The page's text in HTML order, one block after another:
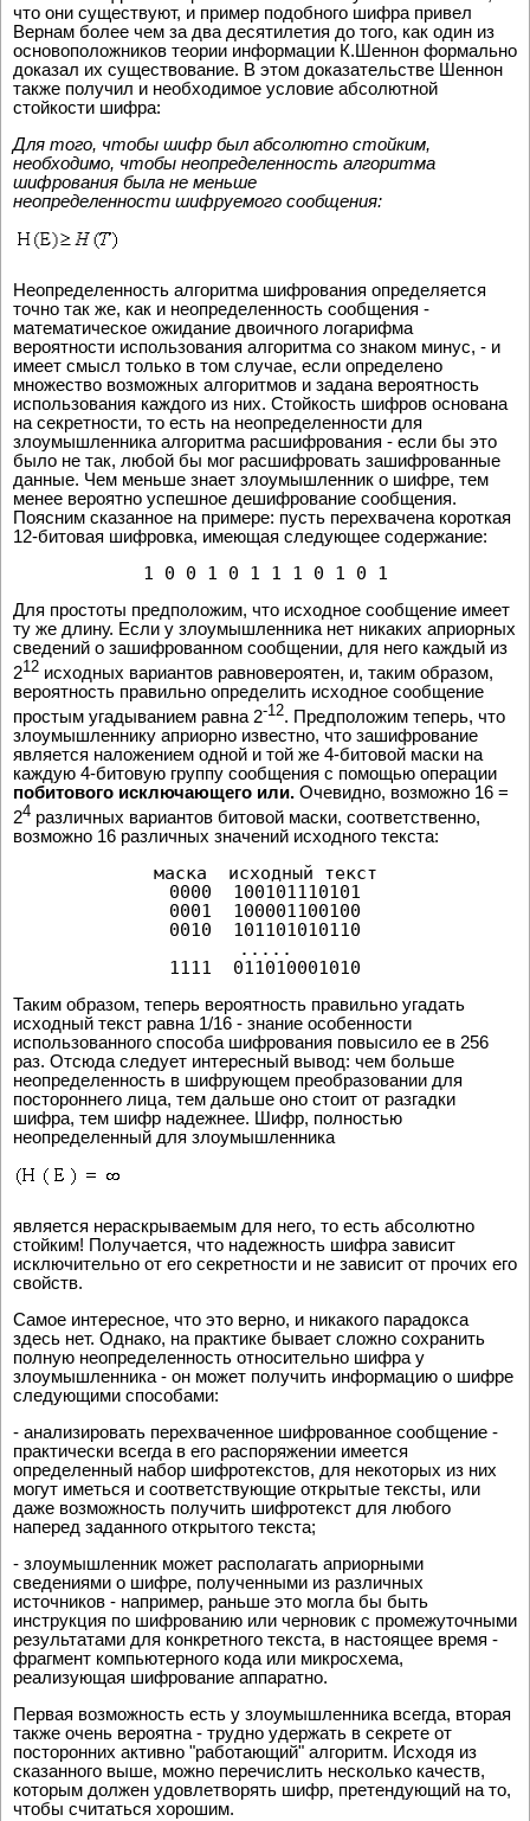
что они существуют, и пример подобного шифра привел
Вернам более чем за два десятилетия до того, как один из
основоположников теории информации К.Шеннон формально
доказал их существование. В этом доказательстве Шеннон
также получил и необходимое условие абсолютной
стойкости шифра:
Для того, чтобы шифр был абсолютно стойким,
необходимо, чтобы неопределенность алгоритма
шифрования была не меньше
неопределенности шифруемого сообщения:
Неопределенность алгоритма шифрования определяется
точно так же, как и неопределенность сообщения -
математическое ожидание двоичного логарифма
вероятности использования алгоритма со знаком минус, - и
имеет смысл только в том случае, если определено
множество возможных алгоритмов и задана вероятность
использования каждого из них. Стойкость шифров основана
на секретности, то есть на неопределенности для
злоумышленника алгоритма расшифрования - если бы это
было не так, любой бы мог расшифровать зашифрованные
данные. Чем меньше знает злоумышленник о шифре, тем
менее вероятно успешное дешифрование сообщения.
Поясним сказанное на примере: пусть перехвачена короткая
12-битовая шифровка, имеющая следующее содержание:
1 0 0 1 0 1 1 1 0 1 0 1
Для простоты предположим, что исходное сообщение имеет
ту же длину. Если у злоумышленника нет никаких априорных
сведений о зашифрованном сообщении, для него каждый из
212 исходных вариантов равновероятен, и, таким образом,
вероятность правильно определить исходное сообщение
простым угадыванием равна 2-12. Предположим теперь, что
злоумышленнику априорно известно, что зашифрование
является наложением одной и той же 4-битовой маски на
каждую 4-битовую группу сообщения с помощью операции
побитового исключающего или. Очевидно, возможно 16 =
24 различных вариантов битовой маски, соответственно,
возможно 16 различных значений исходного текста:
маска  исходный текст
0000  100101110101
0001  100001100100
0010  101101010110
.....
1111  011010001010
Таким образом, теперь вероятность правильно угадать
исходный текст равна 1/16 - знание особенности
использованного способа шифрования повысило ее в 256
раз. Отсюда следует интересный вывод: чем больше
неопределенность в шифрующем преобразовании для
постороннего лица, тем дальше оно стоит от разгадки
шифра, тем шифр надежнее. Шифр, полностью
неопределенный для злоумышленника
является нераскрываемым для него, то есть абсолютно
стойким! Получается, что надежность шифра зависит
исключительно от его секретности и не зависит от прочих его
свойств.
Самое интересное, что это верно, и никакого парадокса
здесь нет. Однако, на практике бывает сложно сохранить
полную неопределенность относительно шифра у
злоумышленника - он может получить информацию о шифре
следующими способами:
- анализировать перехваченное шифрованное сообщение -
практически всегда в его распоряжении имеется
определенный набор шифротекстов, для некоторых из них
могут иметься и соответствующие открытые тексты, или
даже возможность получить шифротекст для любого
наперед заданного открытого текста;
- злоумышленник может располагать априорными
сведениями о шифре, полученными из различных
источников - например, раньше это могла бы быть
инструкция по шифрованию или черновик с промежуточными
результатами для конкретного текста, в настоящее время -
фрагмент компьютерного кода или микросхема,
реализующая шифрование аппаратно.
Первая возможность есть у злоумышленника всегда, вторая
также очень вероятна - трудно удержать в секрете от
посторонних активно "работающий" алгоритм. Исходя из
сказанного выше, можно перечислить несколько качеств,
которым должен удовлетворять шифр, претендующий на то,
чтобы считаться хорошим.